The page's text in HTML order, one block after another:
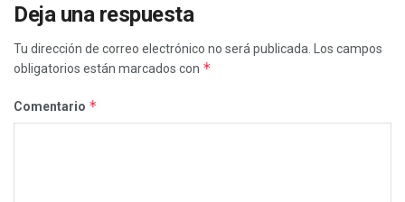
Deja una respuesta
Tu dirección de correo electrónico no será publicada.
Los campos
obligatorios están marcados con *
Comentario *